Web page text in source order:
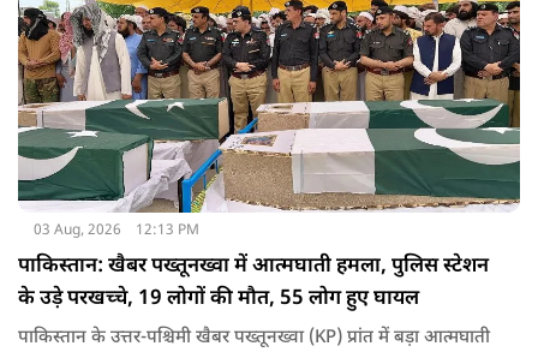
03 Aug, 2026 12:13 PM
पाकिस्तान: खैबर पख्तूनख्वा में आत्मघाती हमला, पुलिस स्टेशन
के उड़े परखच्चे, 19 लोगों की मौत, 55 लोग हुए घायल
पाकिस्तान के उत्तर-पश्चिमी खैबर पख्तूनख्वा (KP) प्रांत में बड़ा आत्मघाती